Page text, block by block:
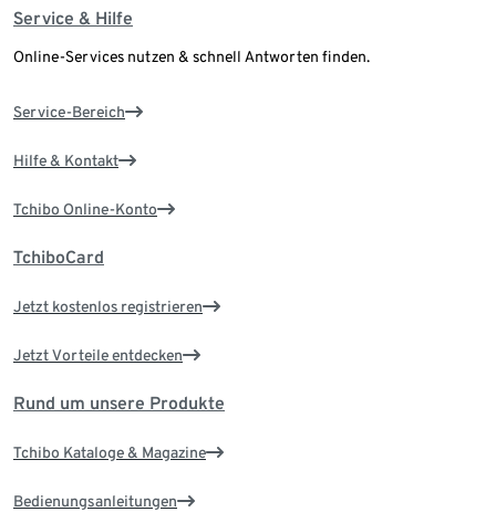
Service & Hilfe
Online-Services nutzen & schnell Antworten finden.
Service-Bereich
Hilfe & Kontakt
Tchibo Online-Konto
TchiboCard
Jetzt kostenlos registrieren
Jetzt Vorteile entdecken
Rund um unsere Produkte
Tchibo Kataloge & Magazine
Bedienungsanleitungen